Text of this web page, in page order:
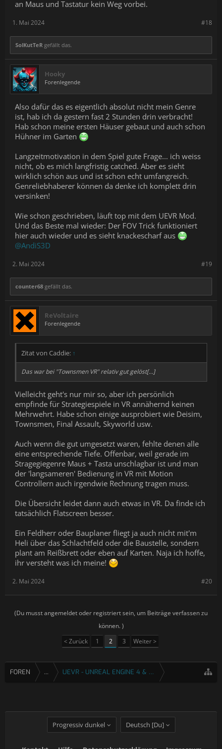
an Maus und Tastatur kein Weg vorbei.
#18
1. Mai 2024
SolKutTeR gefällt das.
Hooky
Forenlegende
Also dafür das es eigentlich absolut nicht mein Genre
ist, hab ich da gestern fast 2 Stunden drin verbracht!
Hab schon meine ersten Häuser gebaut und auch schon
Hühner im Garten
Langzeitmotivation in dem Spiel gute Frage... ich weiss
nicht, ob es mich langfristig catched. Aber es sieht
wirklich schön aus und ist schon echt umfangreich.
Genreliebhaberer können da denke ich komplett drin
versinken!
Wie schon geschrieben, läuft top mit dem UEVR Mod.
Und das Beste mal wieder: Der FOV Trick funktioniert
hier auch wieder und es sieht knackescharf aus
@AndiS3D
#19
2. Mai 2024
counter68 gefällt das.
ReVoltaire
Forenlegende
Zitat von Caddie: ↑
Das war bei "Townsmen VR" relativ gut gelöst[...]
Vielleicht geht's nur mir so, aber ich persönlich
empfinde für Strategiespiele in VR annähernd keinen
Mehrwehrt. Habe schon einige ausprobiert wie Deisim,
Townsmen, Final Assault, Skyworld usw.
Auch wenn die gut umgesetzt waren, fehlte denen alle
eine entsprechende Tiefe. Offenbar, weil gerade im
Stragegiegenre Maus + Tasta unschlagbar ist und man
der 'langsameren' Bedienung in VR mit Motion
Controllern auch irgendwie Rechnung tragen muss.
Die Übersicht leidet dann auch etwas in VR. Da finde ich
tatsächlich Flatscreen besser.
Ein Feldherr oder Bauplaner fliegt ja auch nicht mit'm
Heli über das Schlachtfeld oder die Baustelle, sondern
plant am Reißbrett oder eben auf Karten. Naja ich hoffe,
ihr versteht was ich meine!
#20
2. Mai 2024
(Du musst angemeldet oder registriert sein, um Beiträge verfassen zu
können. )
< Zurück
1 2 3 Weiter >
FOREN ... UEVR - UNREAL ENGINE 4 & 5 VR INJEKTOR
Progressiv dunkel Deutsch [Du]